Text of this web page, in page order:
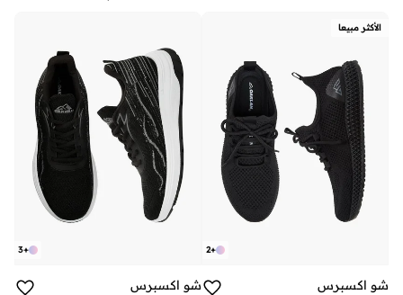
الأكثر مبيعا
+
2
شو اكسبرس
+
3
شو اكسبرس